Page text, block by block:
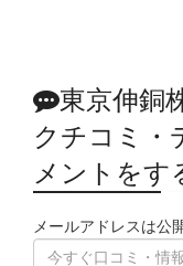
東京伸銅
クチコミ・
メントをす
メールアドレスは公